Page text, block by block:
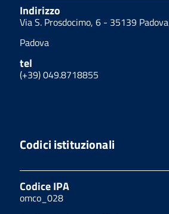
Indirizzo
Via S. Prosdocimo, 6 - 35139 Padova
Padova
tel
(+39) 049.8718855
Codici istituzionali
Codice IPA
omco_028